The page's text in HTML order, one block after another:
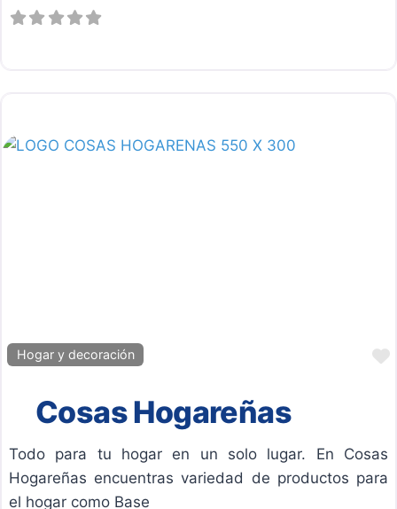
Hogar y decoración
Cosas Hogareñas
Todo para tu hogar en un solo lugar. En Cosas
Hogareñas encuentras variedad de productos para
el hogar como Base